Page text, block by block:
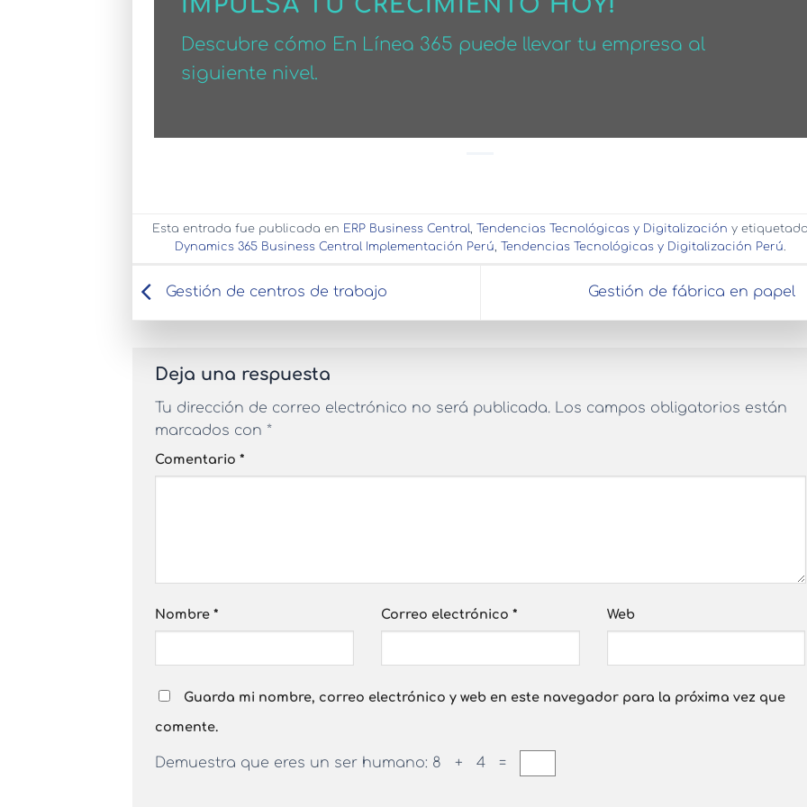
Descubre cómo En Línea 365 puede llevar tu empresa al
siguiente nivel.
Esta entrada fue publicada en ERP Business Central, Tendencias Tecnológicas y Digitalización y
Dynamics 365 Business Central Implementación Perú, Tendencias Tecnológicas y Digitalización Perú.
Gestión de centros de trabajo Gestión de fábrica en papel
Deja una respuesta
Tu dirección de correo electrónico no será publicada. Los campos obligatorios están
marcados con *
Comentario *
Nombre * Correo electrónico * Web
Guarda mi nombre, correo electrónico y web en este navegador para la próxima vez que
comente.
Demuestra que eres un ser humano: 8 + 4 =